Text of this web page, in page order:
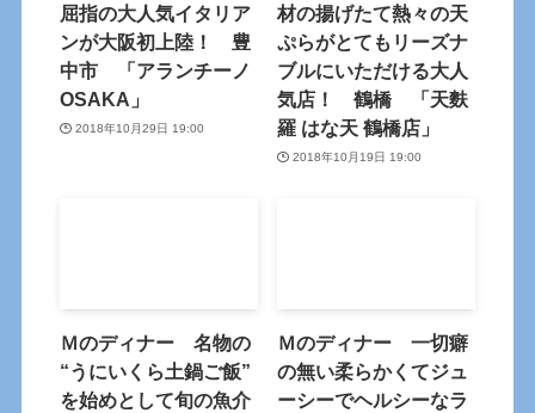
屈指の大人気イタリア
ンが大阪初上陸！ 豊
中市 「アランチーノ
OSAKA」
2018年10月29日 19:00
材の揚げたて熱々の天
ぷらがとてもリーズナ
ブルにいただける大人
気店！ 鶴橋 「天麩
羅 はな天 鶴橋店」
2018年10月19日 19:00
Ｍのディナー 名物の
“うにいくら土鍋ご飯”
を始めとして旬の魚介
Ｍのディナー 一切癖
の無い柔らかくてジュ
ーシーでヘルシーなラ